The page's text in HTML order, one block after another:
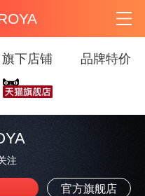
旗下店铺 品牌特价
注
官方旗舰店